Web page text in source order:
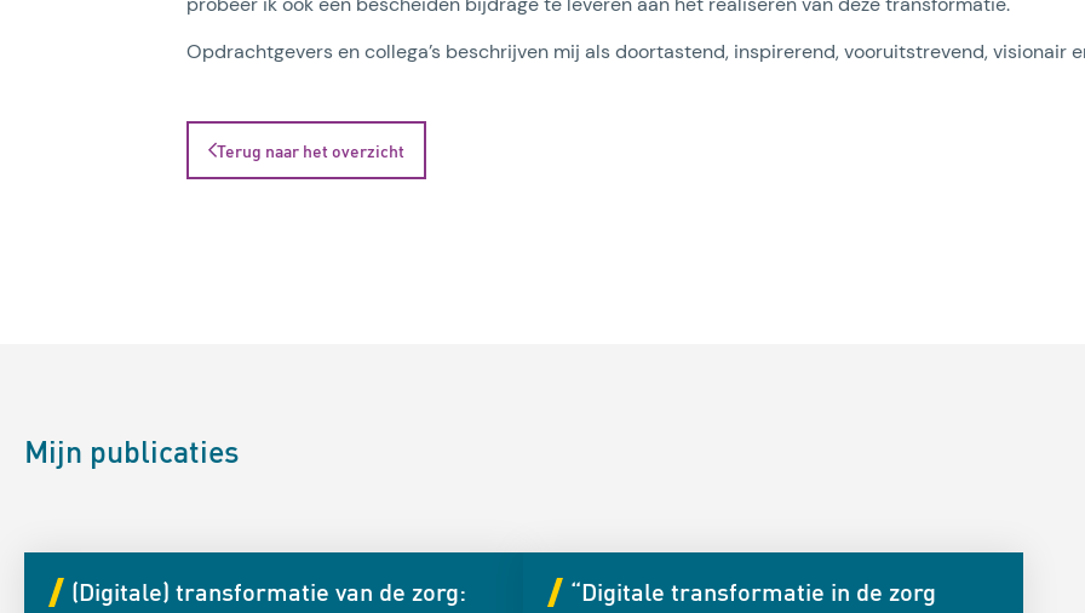
Opdrachtgevers en collega’s beschrijven mij als doortastend, inspirerend, vooruitstrevend, visionair
Terug naar het overzicht
Mijn publicaties
(Digitale) transformatie van de zorg:
“Digitale transformatie in de zorg